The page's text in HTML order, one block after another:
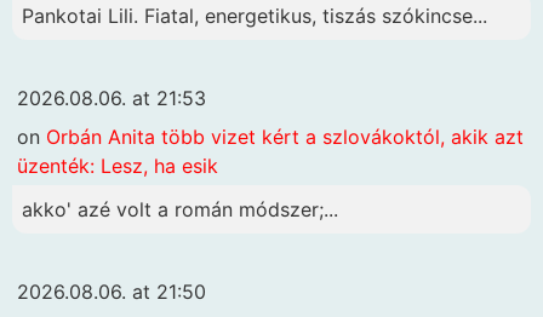
Pankotai Lili. Fiatal, energetikus, tiszás szókincse...
2026.08.06. at 21:53
on Orbán Anita több vizet kért a szlovákoktól, akik azt
üzenték: Lesz, ha esik
akko' azé volt a román módszer;...
2026.08.06. at 21:50